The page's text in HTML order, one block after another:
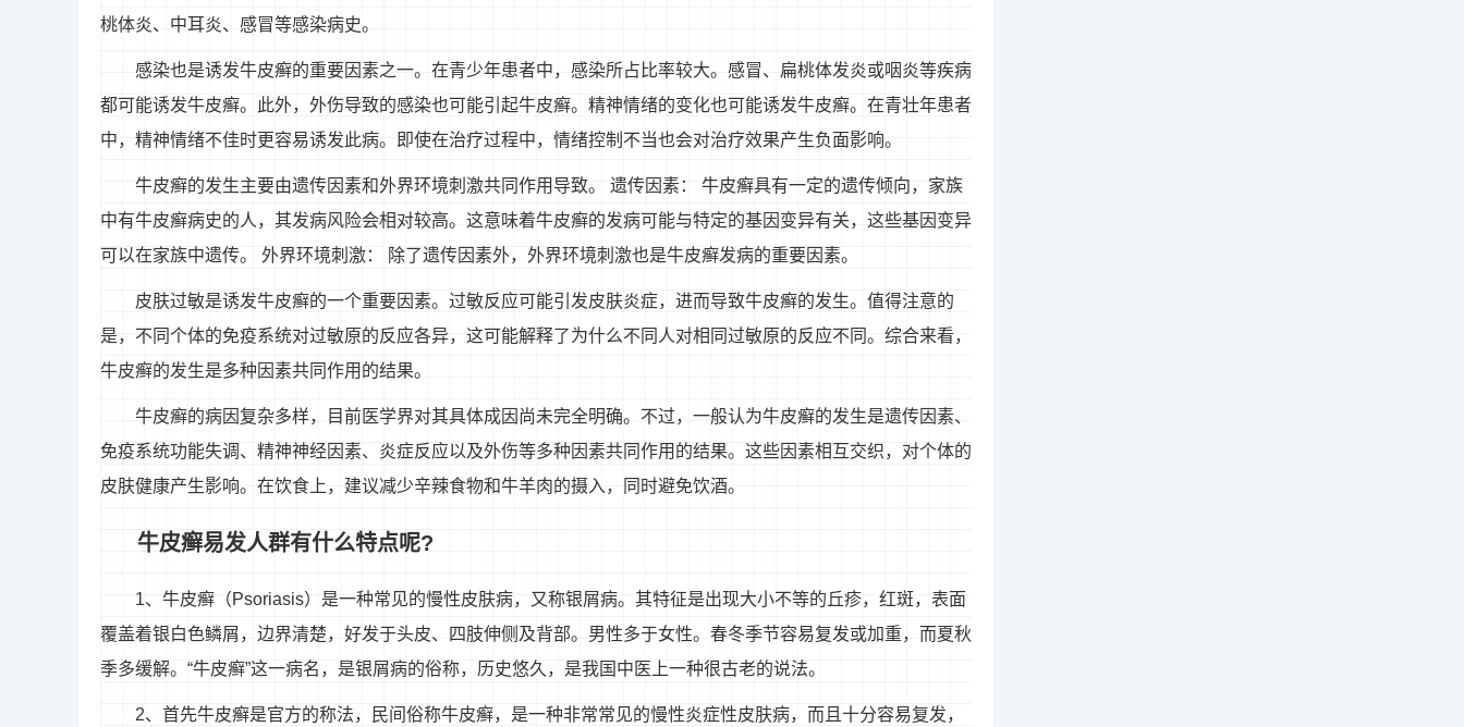
桃体炎、中耳炎、感冒等感染病史。
感染也是诱发牛皮癣的重要因素之一。在青少年患者中，感染所占比率较大。感冒、扁桃体发炎或咽炎等疾病
都可能诱发牛皮癣。此外，外伤导致的感染也可能引起牛皮癣。精神情绪的变化也可能诱发牛皮癣。在青壮年患者
中，精神情绪不佳时更容易诱发此病。即使在治疗过程中，情绪控制不当也会对治疗效果产生负面影响。
牛皮癣的发生主要由遗传因素和外界环境刺激共同作用导致。 遗传因素： 牛皮癣具有一定的遗传倾向，家族
中有牛皮癣病史的人，其发病风险会相对较高。这意味着牛皮癣的发病可能与特定的基因变异有关，这些基因变异
可以在家族中遗传。 外界环境刺激： 除了遗传因素外，外界环境刺激也是牛皮癣发病的重要因素。
皮肤过敏是诱发牛皮癣的一个重要因素。过敏反应可能引发皮肤炎症，进而导致牛皮癣的发生。值得注意的
是，不同个体的免疫系统对过敏原的反应各异，这可能解释了为什么不同人对相同过敏原的反应不同。综合来看，
牛皮癣的发生是多种因素共同作用的结果。
牛皮癣的病因复杂多样，目前医学界对其具体成因尚未完全明确。不过，一般认为牛皮癣的发生是遗传因素、
免疫系统功能失调、精神神经因素、炎症反应以及外伤等多种因素共同作用的结果。这些因素相互交织，对个体的
皮肤健康产生影响。在饮食上，建议减少辛辣食物和牛羊肉的摄入，同时避免饮酒。
牛皮癣易发人群有什么特点呢?
1、牛皮癣（Psoriasis）是一种常见的慢性皮肤病，又称银屑病。其特征是出现大小不等的丘疹，红斑，表面
覆盖着银白色鳞屑，边界清楚，好发于头皮、四肢伸侧及背部。男性多于女性。春冬季节容易复发或加重，而夏秋
季多缓解。“牛皮癣”这一病名，是银屑病的俗称，历史悠久，是我国中医上一种很古老的说法。
2、首先牛皮癣是官方的称法，民间俗称牛皮癣，是一种非常常见的慢性炎症性皮肤病，而且十分容易复发，